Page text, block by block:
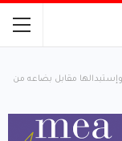
مقابل بضاعه من